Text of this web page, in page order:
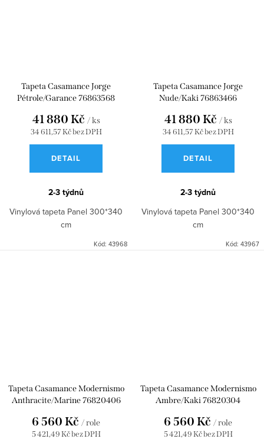
Tapeta Casamance Jorge
Pétrole/Garance 76863568
34 611,57 Kč bez DPH
41 880 Kč / ks
DETAIL
2-3 týdnů
Vinylová tapeta Panel 300*340
cm
Kód: 43968
Tapeta Casamance Jorge
Nude/Kaki 76863466
34 611,57 Kč bez DPH
41 880 Kč / ks
DETAIL
2-3 týdnů
Vinylová tapeta Panel 300*340
cm
Kód: 43967
Tapeta Casamance Modernismo
Anthracite/Marine 76820406
5 421,49 Kč bez DPH
6 560 Kč / role
Tapeta Casamance Modernismo
Ambre/Kaki 76820304
5 421,49 Kč bez DPH
6 560 Kč / role